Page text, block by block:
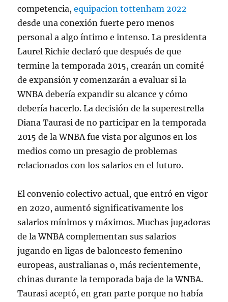
competencia,equipacion tottenham 2022
desde una conexión fuerte pero menos
personal a algo íntimo e intenso. La presidenta
Laurel Richie declaró que después de que
termine la temporada 2015, crearán un comité
de expansión y comenzarán a evaluar si la
WNBA debería expandir su alcance y cómo
debería hacerlo. La decisión de la superestrella
Diana Taurasi de no participar en la temporada
2015 de la WNBA fue vista por algunos en los
medios como un presagio de problemas
relacionados con los salarios en el futuro.
El convenio colectivo actual, que entró en vigor
en 2020, aumentó significativamente los
salarios mínimos y máximos. Muchas jugadoras
de la WNBA complementan sus salarios
jugando en ligas de baloncesto femenino
europeas, australianas o, más recientemente,
chinas durante la temporada baja de la WNBA.
Taurasi aceptó, en gran parte porque no había